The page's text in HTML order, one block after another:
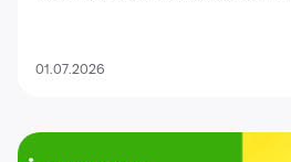
01.07.2026